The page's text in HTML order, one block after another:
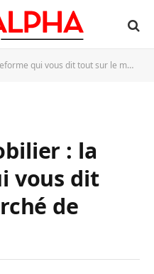
dit tout sur le marché de l’immobilier
: la
vous dit
de